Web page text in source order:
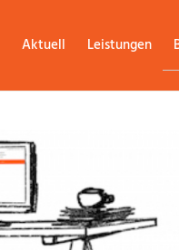
Aktuell Leistungen